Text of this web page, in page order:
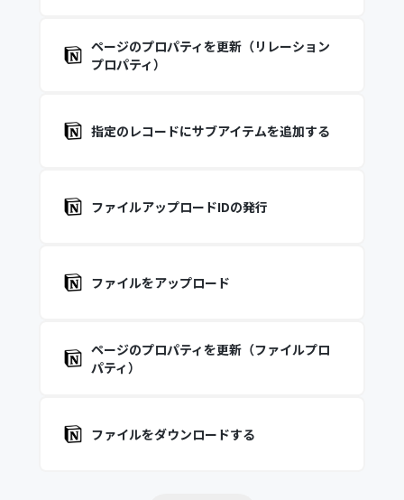
ページのプロパティを更新（リレーション
プロパティ）
指定のレコードにサブアイテムを追加する
ファイルアップロードIDの発行
ファイルをアップロード
ページのプロパティを更新（ファイルプロ
パティ）
ファイルをダウンロードする